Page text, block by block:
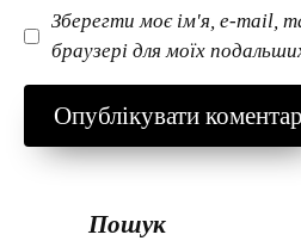
Зберегти моє ім'я, e-mail,
браузері для моїх
Пошук